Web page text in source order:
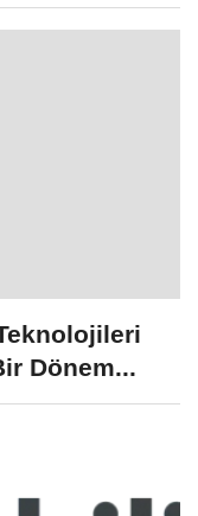
Dönem...